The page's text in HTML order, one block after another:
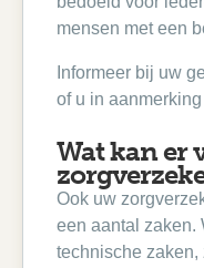
mensen met een
Informeer bij uw
of u in
Wat kan er
Ook uw
een aantal zaken.
technische